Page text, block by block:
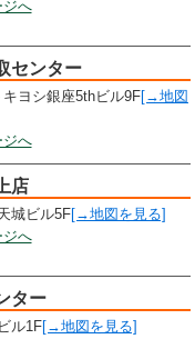
ジへ
センター
ヨシ銀座5thビル9F[→地図
ジへ
店
城ビル5F[→地図を見る]
ジへ
ター
ル1F[→地図を見る]